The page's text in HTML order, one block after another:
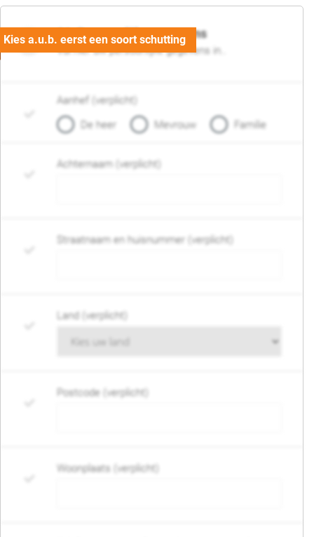
06. Persoonlijke gegevens
Vul hier uw persoonlijke gegevens in..
Aanhef (verplicht)
De heer
Mevrouw Familie
Achternaam (verplicht)
Straatnaam en huisnummer (verplicht)
Land (verplicht)
Postcode (verplicht)
Woonplaats (verplicht)